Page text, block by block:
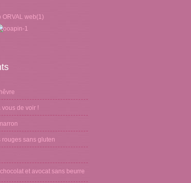
vous de voir !
rouges sans gluten
et avocat sans beurre